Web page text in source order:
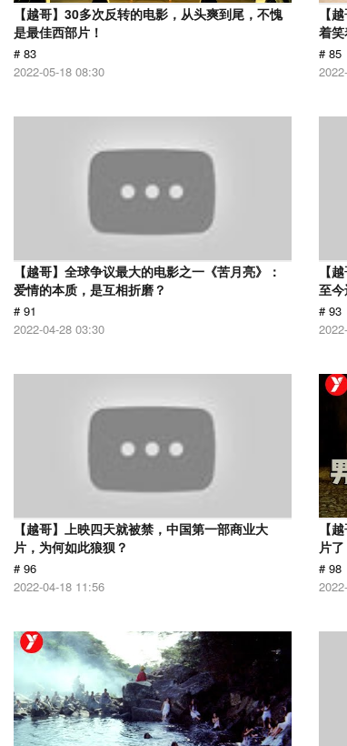
【越哥】30多次反转的电影，从头爽到尾，不愧
是最佳西部片！
# 83
2022-05-18 08:30
【
着笑
# 85
【越哥】全球争议最大的电影之一《苦月亮》：
爱情的本质，是互相折磨？
# 91
2022-04-28 03:30
【
至今
# 93
【越哥】上映四天就被禁，中国第一部商业大
片，为何如此狼狈？
# 96
2022-04-18 11:56
【
片
# 98